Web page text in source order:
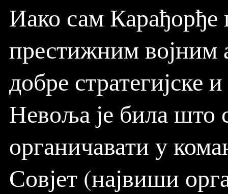
Иако сам Карађорђе
престижним војним
добре стратегијске
Невоља је била што
органичавати у
Совјет (највиши